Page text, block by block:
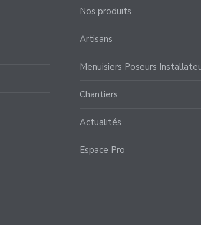
Nos produits
Artisans
Menuisiers Poseurs
Chantiers
Actualités
Espace Pro